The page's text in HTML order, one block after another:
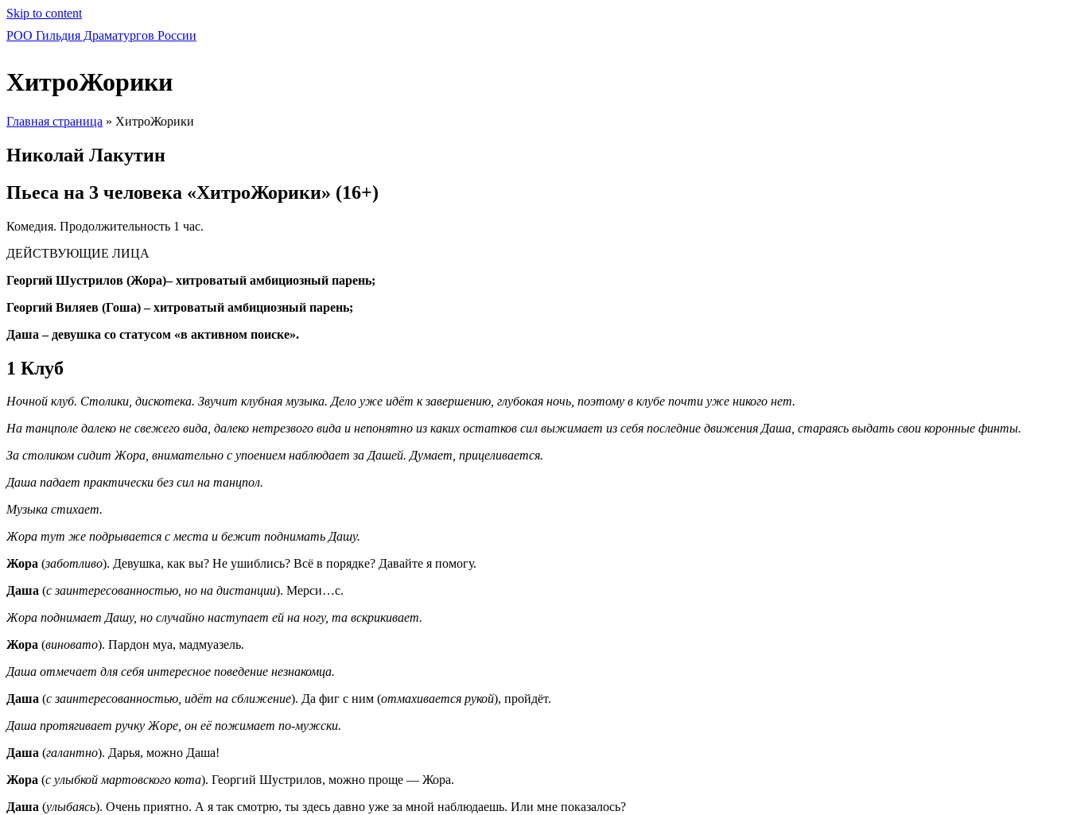
Skip to content
РОО Гильдия Драматургов России
ХитроЖорики
Главная страница » ХитроЖорики
Николай Лакутин
Пьеса на 3 человека «ХитроЖорики» (16+)
Комедия. Продолжительность 1 час.
ДЕЙСТВУЮЩИЕ ЛИЦА
Георгий Шустрилов (Жора)– хитроватый амбициозный парень;
Георгий Виляев (Гоша) – хитроватый амбициозный парень;
Даша – девушка со статусом «в активном поиске».
1 Клуб
Ночной клуб. Столики, дискотека. Звучит клубная музыка. Дело уже идёт к завершению, глубокая ночь, поэтому в клубе почти уже никого нет.
На танцполе далеко не свежего вида, далеко нетрезвого вида и непонятно из каких остатков сил выжимает из себя последние движения Даша, стараясь выдать свои коронные финты.
За столиком сидит Жора, внимательно с упоением наблюдает за Дашей. Думает, прицеливается.
Даша падает практически без сил на танцпол.
Музыка стихает.
Жора тут же подрывается с места и бежит поднимать Дашу.
Жора (заботливо). Девушка, как вы? Не ушиблись? Всё в порядке? Давайте я помогу.
Даша (с заинтересованностью, но на дистанции). Мерси…с.
Жора поднимает Дашу, но случайно наступает ей на ногу, та вскрикивает.
Жора (виновато). Пардон муа, мадмуазель.
Даша отмечает для себя интересное поведение незнакомца.
Даша (с заинтересованностью, идёт на сближение). Да фиг с ним (отмахивается рукой), пройдёт.
Даша протягивает ручку Жоре, он её пожимает по-мужски.
Даша (галантно). Дарья, можно Даша!
Жора (с улыбкой мартовского кота). Георгий Шустрилов, можно проще — Жора.
Даша (улыбаясь). Очень приятно. А я так смотрю, ты здесь давно уже за мной наблюдаешь. Или мне показалось?